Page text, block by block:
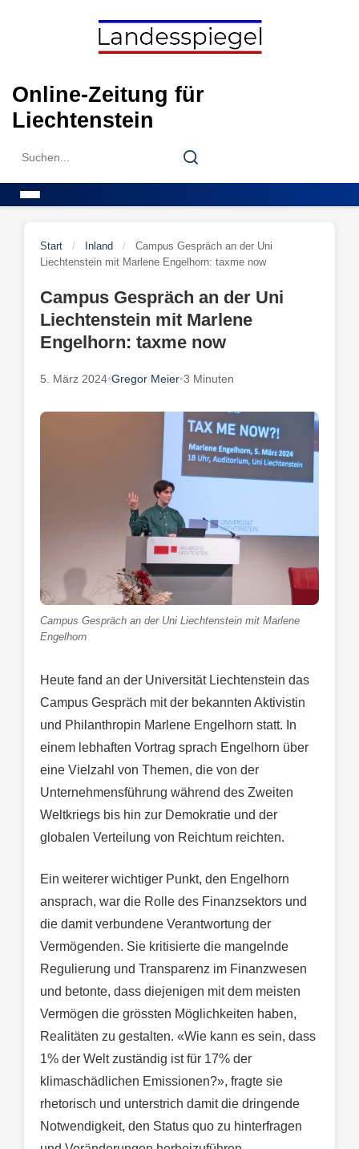
Online-Zeitung für
Liechtenstein
Search
Search
Start / Inland /
Campus Gespräch an der Uni
Liechtenstein mit Marlene Engelhorn: taxme now
Campus Gespräch an der Uni
Liechtenstein mit Marlene
Engelhorn: taxme now
5. März 2024•Gregor Meier•3 Minuten
Campus Gespräch an der Uni Liechtenstein mit Marlene
Engelhorn
Heute fand an der Universität Liechtenstein das
Campus Gespräch mit der bekannten Aktivistin
und Philanthropin Marlene Engelhorn statt. In
einem lebhaften Vortrag sprach Engelhorn über
eine Vielzahl von Themen, die von der
Unternehmensführung während des Zweiten
Weltkriegs bis hin zur Demokratie und der
globalen Verteilung von Reichtum reichten.
Ein weiterer wichtiger Punkt, den Engelhorn
ansprach, war die Rolle des Finanzsektors und
die damit verbundene Verantwortung der
Vermögenden. Sie kritisierte die mangelnde
Regulierung und Transparenz im Finanzwesen
und betonte, dass diejenigen mit dem meisten
Vermögen die grössten Möglichkeiten haben,
Realitäten zu gestalten. «Wie kann es sein, dass
1% der Welt zuständig ist für 17% der
klimaschädlichen Emissionen?», fragte sie
rhetorisch und unterstrich damit die dringende
Notwendigkeit, den Status quo zu hinterfragen